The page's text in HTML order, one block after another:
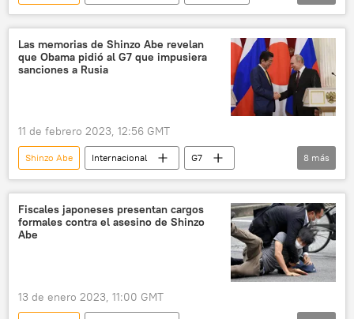
corrupción
Fumio Kishida
Partido Liberal Demócrata (PLD) de Japón
🌏 Asia
Las memorias de Shinzo Abe revelan
que Obama pidió al G7 que impusiera
sanciones a Rusia
11 de febrero 2023, 12:56 GMT
Shinzo Abe Internacional
G7
Barack Obama
Rusia
sanciones
🌏 Asia
🌍 Europa
Unión Europea (UE)
EEUU OTAN
8 más
Fiscales japoneses presentan cargos
formales contra el asesino de Shinzo
Abe
13 de enero 2023, 11:00 GMT